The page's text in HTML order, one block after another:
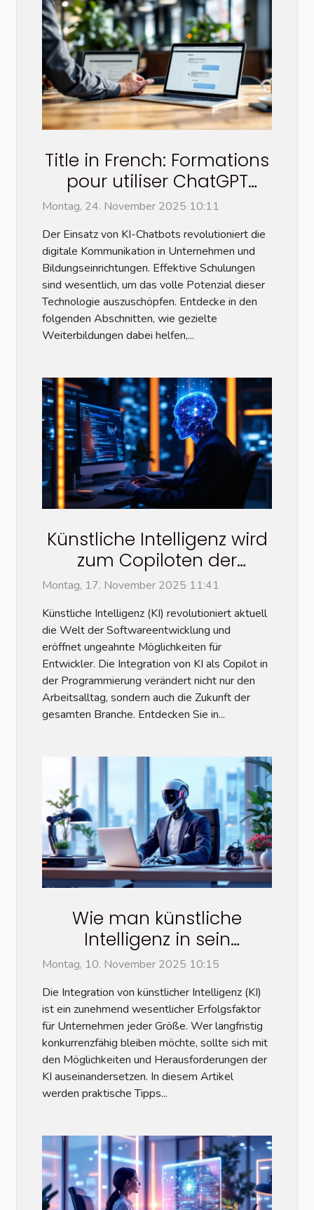
Title in French: Formations
pour utiliser ChatGPT
efficacement Translated
German: Schulungen für
den effektiven Einsatz von
KI-Chatbots
Montag, 24. November 2025 10:11
Der Einsatz von KI-Chatbots revolutioniert die
digitale Kommunikation in Unternehmen und
Bildungseinrichtungen. Effektive Schulungen
sind wesentlich, um das volle Potenzial dieser
Technologie auszuschöpfen. Entdecke in den
folgenden Abschnitten, wie gezielte
Weiterbildungen dabei helfen,...
Künstliche Intelligenz wird
zum Copiloten der
Programmierung: Wie sich
die Entwicklung in eine
neue Ära bewegt
Montag, 17. November 2025 11:41
Künstliche Intelligenz (KI) revolutioniert aktuell
die Welt der Softwareentwicklung und
eröffnet ungeahnte Möglichkeiten für
Entwickler. Die Integration von KI als Copilot in
der Programmierung verändert nicht nur den
Arbeitsalltag, sondern auch die Zukunft der
gesamten Branche. Entdecken Sie in...
Wie man künstliche
Intelligenz in sein
Unternehmen integriert:
Tipps von einem Experten
Montag, 10. November 2025 10:15
Die Integration von künstlicher Intelligenz (KI)
ist ein zunehmend wesentlicher Erfolgsfaktor
für Unternehmen jeder Größe. Wer langfristig
konkurrenzfähig bleiben möchte, sollte sich mit
den Möglichkeiten und Herausforderungen der
KI auseinandersetzen. In diesem Artikel
werden praktische Tipps...